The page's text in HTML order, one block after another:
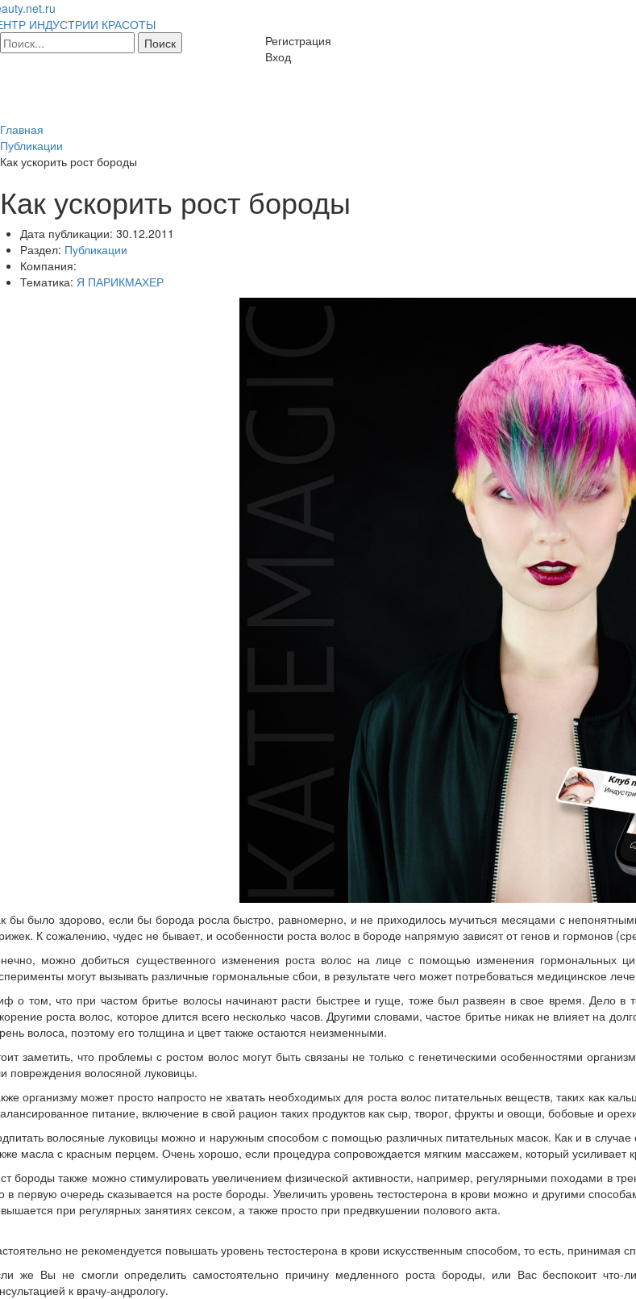
ИНДУСТРИИ КРАСОТЫ
Регистрация
Вход
Главная
Публикации
Как ускорить рост бороды
Как ускорить рост бороды
Дата публикации: 30.12.2011
Раздел: Публикации
Компания:
Тематика: Я ПАРИКМАХЕР
бы было здорово, если бы борода росла быстро, равномерно, и не приходилось мучиться месяцами с
К сожалению, чудес не бывает, и особенности роста волос в бороде напрямую зависят от генов и гормонов
можно добиться существенного изменения роста волос на лице с помощью изменения гормональных
могут вызывать различные гормональные сбои, в результате чего может потребоваться медицинское
о том, что при частом бритье волосы начинают расти быстрее и гуще, тоже был развеян в свое время. Дело в
роста волос, которое длится всего несколько часов. Другими словами, частое бритье никак не влияет на
волоса, поэтому его толщина и цвет также остаются неизменными.
заметить, что проблемы с ростом волос могут быть связаны не только с генетическими особенностями
повреждения волосяной луковицы.
организму может просто напросто не хватать необходимых для роста волос питательных веществ, таких как
питание, включение в свой рацион таких продуктов как сыр, творог, фрукты и овощи, бобовые и
волосяные луковицы можно и наружным способом с помощью различных питательных масок. Как и в
масла с красным перцем. Очень хорошо, если процедура сопровождается мягким массажем, который усиливает
бороды также можно стимулировать увеличением физической активности, например, регулярными походами в
в первую очередь сказывается на росте бороды. Увеличить уровень тестостерона в крови можно и другими
при регулярных занятиях сексом, а также просто при предвкушении полового акта.
не рекомендуется повышать уровень тестостерона в крови искусственным способом, то есть, принимая
же Вы не смогли определить самостоятельно причину медленного роста бороды, или Вас беспокоит что-
к врачу-андрологу.